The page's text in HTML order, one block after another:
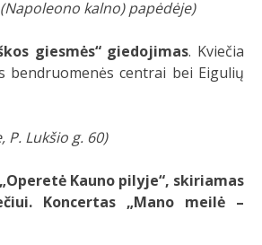
kalno) papėdėje)
giesmės“ giedojimas. Kviečia
bendruomenės centrai bei Eigulių
P. Lukšio g. 60)
Kauno pilyje“, skiriamas
Koncertas „Mano meilė –